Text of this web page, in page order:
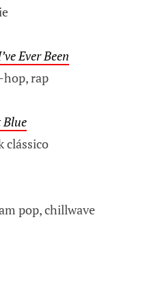
Ever Been
hop, rap
clássico
pop, chillwave